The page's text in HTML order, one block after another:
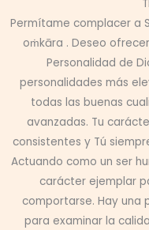
Permítame complacer a
oṁkāra . Deseo
Personalidad de
personalidades más
todas las buenas
avanzadas. Tu
consistentes y Tú
Actuando como un ser
carácter ejemplar
comportarse. Hay una
para examinar la